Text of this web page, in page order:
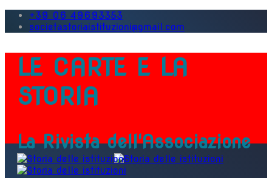
+39 06 49693353
societastoriaistituzioni@gmail.com
LE CARTE E LA
STORIA
La Rivista dell'Associazione